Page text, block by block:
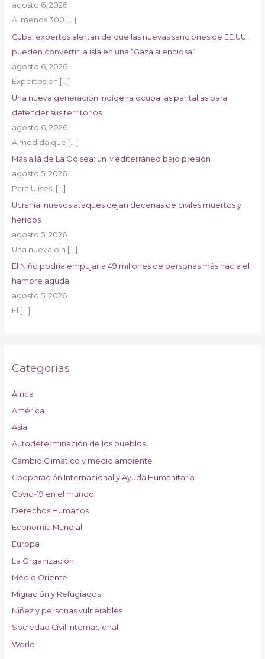
agosto 6, 2026
Al menos 300 […]
Cuba: expertos alertan de que las nuevas sanciones de EE.UU.
pueden convertir la isla en una “Gaza silenciosa”
agosto 6, 2026
Expertos en […]
Una nueva generación indígena ocupa las pantallas para
defender sus territorios
agosto 6, 2026
A medida que […]
Más allá de La Odisea: un Mediterráneo bajo presión
agosto 5, 2026
Para Ulises, […]
Ucrania: nuevos ataques dejan decenas de civiles muertos y
heridos
agosto 5, 2026
Una nueva ola […]
El Niño podría empujar a 49 millones de personas más hacia el
hambre aguda
agosto 5, 2026
El […]
Categorías
África
América
Asia
Autodeterminación de los pueblos
Cambio Climático y medio ambiente
Cooperación Internacional y Ayuda Humanitaria
Covid-19 en el mundo
Derechos Humanos
Economía Mundial
Europa
La Organización
Medio Oriente
Migración y Refugiados
Niñez y personas vulnerables
Sociedad Civil Internacional
World